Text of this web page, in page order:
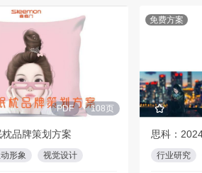
PDF 108页
品牌策划方案
形象 视觉设计
免费方案
思科：
行业研究